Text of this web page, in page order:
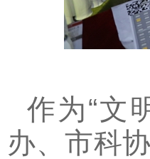
作为“文
办、市科